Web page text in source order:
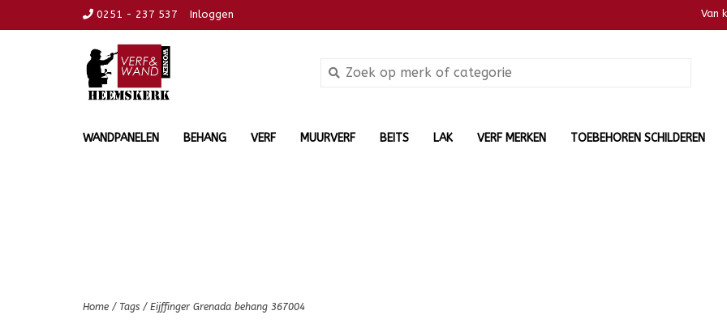
0251 - 237 537 Inloggen Van
WANDPANELEN BEHANG VERF MUURVERF BEITS LAK VERF MERKEN TOEBEHOREN SCHILDEREN
Home / Tags / Eijffinger Grenada behang 367004